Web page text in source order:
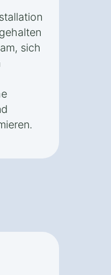
sich